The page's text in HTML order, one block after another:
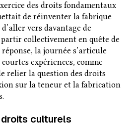
des droits fondamentaux
de réinventer la fabrique
vers davantage de
collectivement en quête de
la journée s’articule
expériences, comme
relier la question des droits
sur la teneur et la fabrication
culturels